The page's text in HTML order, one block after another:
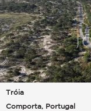
Tróia
Comporta, Portugal